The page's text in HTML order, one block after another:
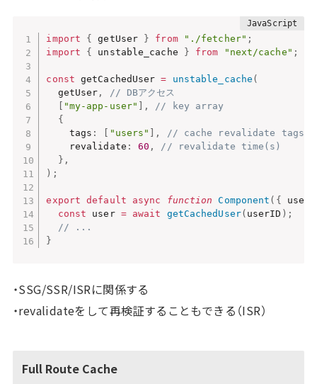
import { getUser } from "./fetcher" ;
import
{ unstable_cache } from "next/cache" ;
const getCachedUser = unstable_cache (
  getUser
,
// DBアクセス
"my-app-user" ,
// key array
{
    tags
: "users" ,
// cache revalidate tags
    revalidate
: 60 ,
// revalidate time(s)
} ,
) ;
export default async function Component ( {
const user = await getCachedUser( userID ) ;
// ...
}
・SSG/SSR/ISRに関係する
・revalidateをして再検証することもできる（ISR）
Full Route Cache